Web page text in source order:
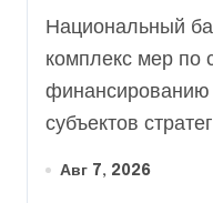
аграриев
Национальный банк Украины принял
комплекс мер по
финансированию
субъектов
Авг 7, 2026